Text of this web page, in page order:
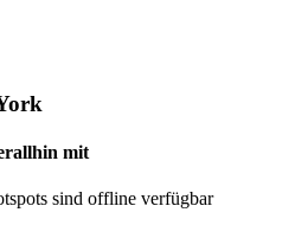
mit
sind offline verfügbar